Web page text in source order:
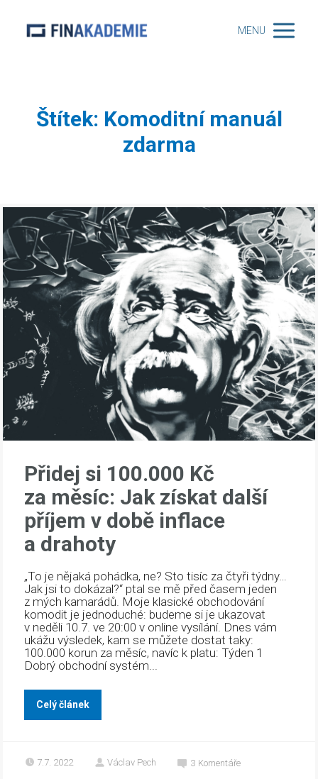
MENU
Štítek: Komoditní manuál
zdarma
Přidej si 100.000 Kč
za měsíc: Jak získat další
příjem v době inflace
a drahoty
„To je nějaká pohádka, ne? Sto tisíc za čtyři týdny…
Jak jsi to dokázal?“ ptal se mě před časem jeden
z mých kamarádů. Moje klasické obchodování
komodit je jednoduché: budeme si je ukazovat
v neděli 10.7. ve 20:00 v online vysílání. Dnes vám
ukážu výsledek, kam se můžete dostat taky:
100.000 korun za měsíc, navíc k platu: Týden 1
Dobrý obchodní systém...
Celý článek
7.7. 2022 Václav Pech 3 Komentáře